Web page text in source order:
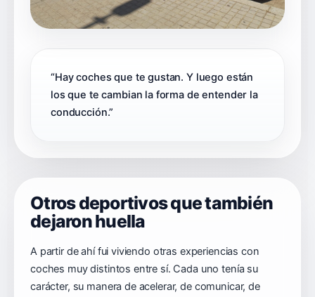
“Hay coches que te gustan. Y luego están
los que te cambian la forma de entender la
conducción.”
Otros deportivos que también
dejaron huella
A partir de ahí fui viviendo otras experiencias con
coches muy distintos entre sí. Cada uno tenía su
carácter, su manera de acelerar, de comunicar, de